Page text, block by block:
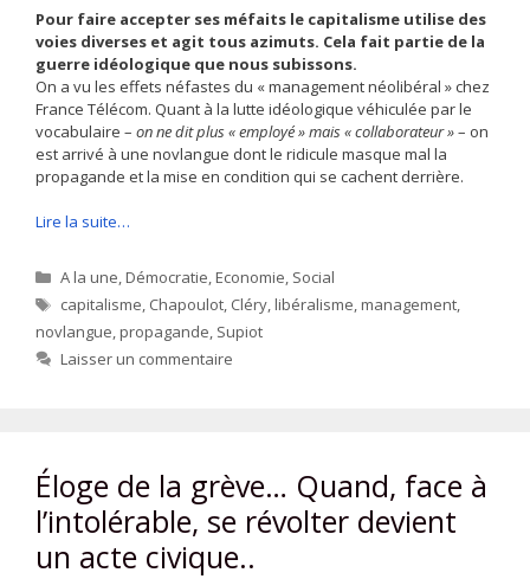
Pour faire accepter ses méfaits le capitalisme utilise des
voies diverses et agit tous azimuts. Cela fait partie de la
guerre idéologique que nous subissons.
On a vu les effets néfastes du « management néolibéral » chez
France Télécom. Quant à la lutte idéologique véhiculée par le
vocabulaire – on ne dit plus « employé » mais « collaborateur »– on
est arrivé à une novlangue dont le ridicule masque mal la
propagande et la mise en condition qui se cachent derrière.
Lire la suite…
Catégories
A la une,Démocratie,Economie, Social
Étiquettes
capitalisme, Chapoulot, Cléry,libéralisme,management,
novlangue,propagande, Supiot
Laisser un commentaire
Éloge de la grève… Quand, face à
l’intolérable, se révolter devient
un acte civique..